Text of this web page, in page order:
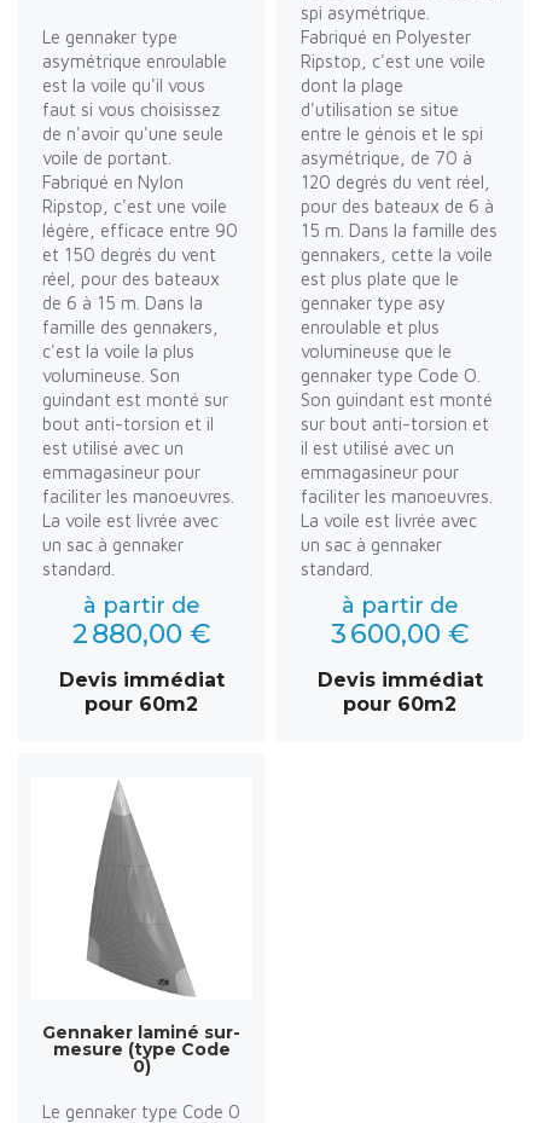
Le gennaker type
asymétrique enroulable
est la voile qu'il vous
faut si vous choisissez
de n'avoir qu'une seule
voile de portant.
Fabriqué en Nylon
Ripstop, c'est une voile
légère, efficace entre 90
et 150 degrés du vent
réel, pour des bateaux
de 6 à 15 m. Dans la
famille des gennakers,
c'est la voile la plus
volumineuse. Son
guindant est monté sur
bout anti-torsion et il
est utilisé avec un
emmagasineur pour
faciliter les manoeuvres.
La voile est livrée avec
un sac à gennaker
standard.
à partir de
2 880,00 €
Devis immédiat
pour 60m2
spi asymétrique.
Fabriqué en Polyester
Ripstop, c'est une voile
dont la plage
d'utilisation se situe
entre le génois et le spi
asymétrique, de 70 à
120 degrés du vent réel,
pour des bateaux de 6 à
15 m. Dans la famille des
gennakers, cette la voile
est plus plate que le
gennaker type asy
enroulable et plus
volumineuse que le
gennaker type Code O.
Son guindant est monté
sur bout anti-torsion et
il est utilisé avec un
emmagasineur pour
faciliter les manoeuvres.
La voile est livrée avec
un sac à gennaker
standard.
à partir de
3 600,00 €
Devis immédiat
pour 60m2
Gennaker laminé sur-
mesure (type Code
0)
Le gennaker type Code 0